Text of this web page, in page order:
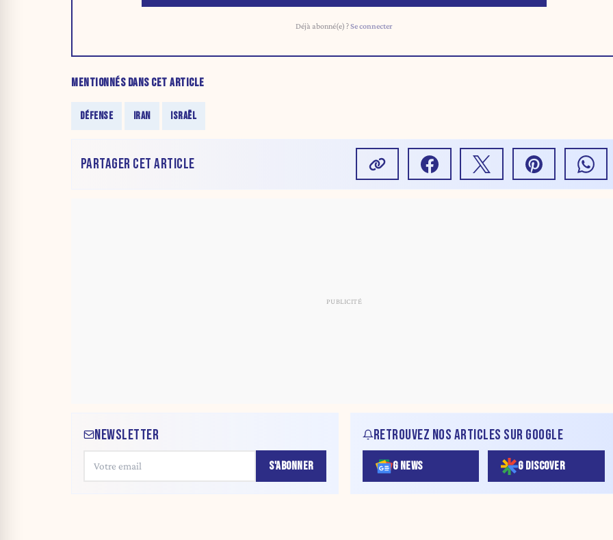
Déjà abonné(e) ?Se connecter
MENTIONNÉS DANS CET ARTICLE
DÉFENSE IRAN ISRAËL
PARTAGER CET ARTICLE
NEWSLETTER
S'ABONNER
RETROUVEZ NOS ARTICLES SUR GOOGLE
G NEWS G DISCOVER